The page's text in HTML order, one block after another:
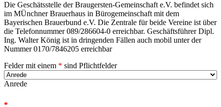
Die Geschätsstelle der Braugersten-Gemeinschaft e.V. befindet sich
im MÜnchner Brauerhaus in Bürogemeinschaft mit dem
Bayerischen Brauerbund e.V. Die Zentrale für beide Vereine ist über
die Telefonnummer 089/286604-0 erreichbar. Geschäftsführer Dipl.
Ing. Walter König ist in dringenden Fällen auch mobil unter der
Nummer 0170/7846205 erreichbar
Felder mit einem * sind Pflichtfelder
Anrede
*